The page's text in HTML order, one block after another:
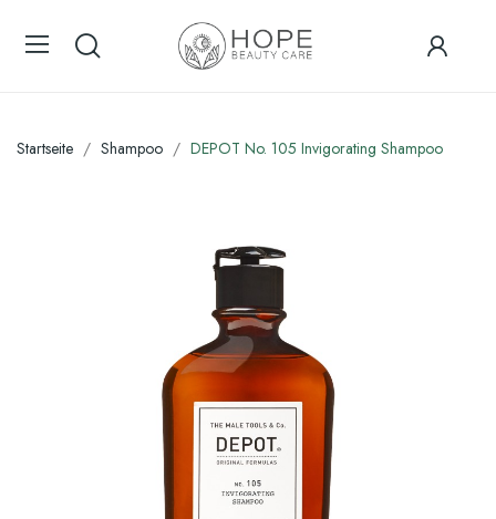
Startseite Shampoo DEPOT No. 105 Invigorating Shampoo